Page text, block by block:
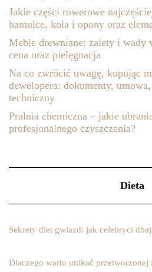
Jakie części rowerowe
hamulce, koła i opony oraz
Meble drewniane: zalety i wady
cena oraz pielęgnacja
Na co zwrócić uwagę, kupując
dewelopera: dokumenty,
techniczny
Pralnia chemiczna – jakie
profesjonalnego czyszczenia?
Dieta
Sekrety diet gwiazd: jak celebryci
Dlaczego warto unikać